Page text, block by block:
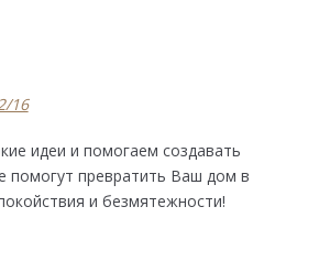
16
идеи и помогаем создавать
помогут превратить Ваш дом в
и безмятежности!